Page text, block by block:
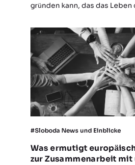
gründen kann, das das Leben
Geld, das Sie mit Ihrem
verdienen…
#Sloboda News und Einblicke
Was ermutigt
zur Zusammenarbeit mit